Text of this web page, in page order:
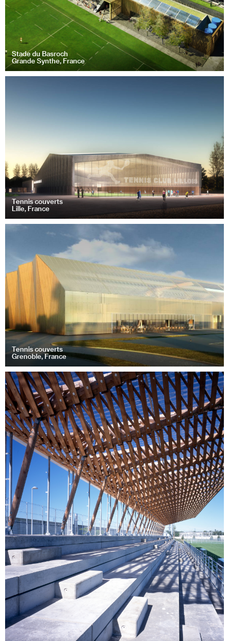
Stade du Basroch
Grande Synthe, France
Tennis couverts
Lille, France
Tennis couverts
Grenoble, France